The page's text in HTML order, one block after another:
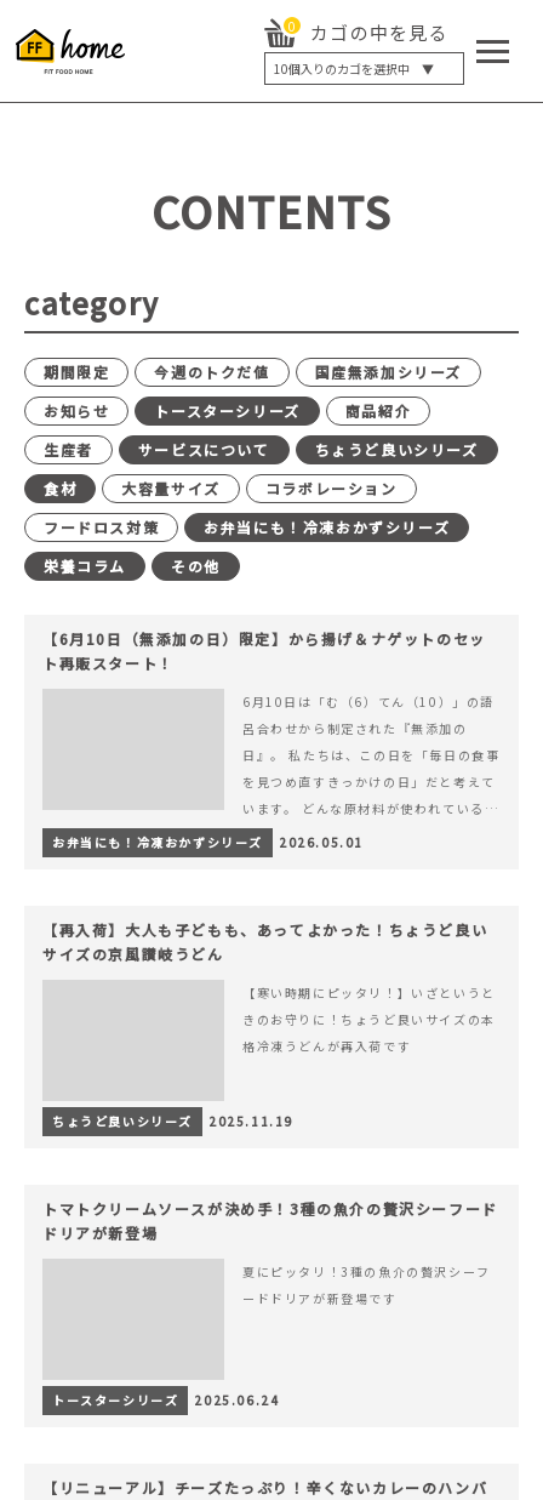
0 カゴの中を見る
10個入りのカゴを選択中 ▼
5個入り
20個入り
最大12%OFF
CONTENTS
category
期間限定 今週のトクだ値
国産無添加シリーズ
お知らせ
トースターシリーズ
商品紹介
生産者
サービスについて
ちょうど良いシリーズ
食材
大容量サイズ
コラボレーション
フードロス対策
お弁当にも！冷凍おかずシリーズ
栄養コラム
その他
【6月10日（無添加の日）限定】から揚げ＆ナゲットのセッ
ト再販スタート！
6月10日は「む（6）てん（10）」の語
呂合わせから制定された『無添加の
日』。 私たちは、この日を「毎日の食事
を見つめ直すきっかけの日」だと考えて
います。 どんな原材料が使われているの
か。 どのようにつくられているのか。&
hellip; 続きを読む 【6月10日（無添加
お弁当にも！冷凍おかずシリーズ 2026.05.01
【再入荷】大人も子どもも、あってよかった！ちょうど良い
サイズの京風讃岐うどん
【寒い時期にピッタリ！】いざというと
きのお守りに！ちょうど良いサイズの本
格冷凍うどんが再入荷です
ちょうど良いシリーズ 2025.11.19
トマトクリームソースが決め手！3種の魚介の贅沢シーフード
ドリアが新登場
夏にピッタリ！3種の魚介の贅沢シーフ
ードドリアが新登場です
トースターシリーズ 2025.06.24
【リニューアル】チーズたっぷり！辛くないカレーのハンバ